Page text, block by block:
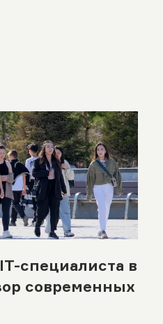
специалиста в
современных